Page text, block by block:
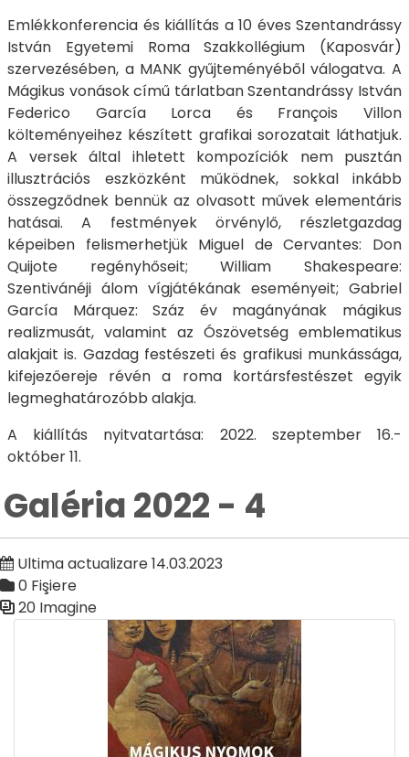
Emlékkonferencia és kiállítás a 10 éves Szentandrássy
István Egyetemi Roma Szakkollégium (Kaposvár)
szervezésében, a MANK gyűjteményéből válogatva. A
Mágikus vonások című tárlatban Szentandrássy István
Federico García Lorca és François Villon
költeményeihez készített grafikai sorozatait láthatjuk.
A versek által ihletett kompozíciók nem pusztán
illusztrációs eszközként működnek, sokkal inkább
összegződnek bennük az olvasott művek elementáris
hatásai. A festmények örvénylő, részletgazdag
képeiben felismerhetjük Miguel de Cervantes: Don
Quijote regényhőseit; William Shakespeare:
Szentivánéji álom vígjátékának eseményeit; Gabriel
García Márquez: Száz év magányának mágikus
realizmusát, valamint az Ószövetség emblematikus
alakjait is. Gazdag festészeti és grafikusi munkássága,
kifejezőereje révén a roma kortársfestészet egyik
legmeghatározóbb alakja.
A kiállítás nyitvatartása: 2022. szeptember 16.-
október 11.
Galéria 2022 - 4
Ultima actualizare 14.03.2023
0 Fişiere
20 Imagine